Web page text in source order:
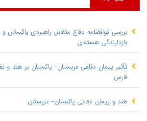
بررسی توافقنامه دفاع متقابل راهبردی پاکستان
بازدارندگی هسته‌ای
تأثیر پیمان دفاعی عربستان- پاکستان بر هند و
فارس
هند و پیمان دفاعی پاکستان- عربستان